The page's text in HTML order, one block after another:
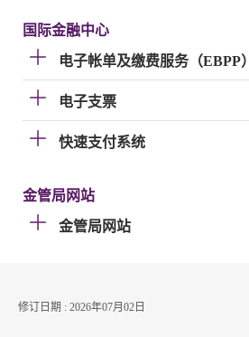
国际金融中心
电子帐单及缴费服务（EBPP）
电子支票
快速支付系统
金管局网站
金管局网站
修订日期 : 2026年07月02日